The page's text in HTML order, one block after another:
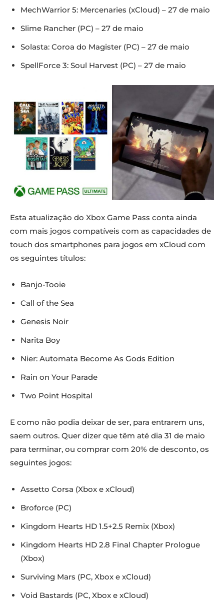
MechWarrior 5: Mercenaries (xCloud) – 27 de maio
Slime Rancher (PC) – 27 de maio
Solasta: Coroa do Magister (PC) – 27 de maio
SpellForce 3: Soul Harvest (PC) – 27 de maio
Esta atualização do Xbox Game Pass conta ainda
com mais jogos compatíveis com as capacidades de
touch dos smartphones para jogos em xCloud com
os seguintes títulos:
Banjo-Tooie
Call of the Sea
Genesis Noir
Narita Boy
Nier: Automata Become As Gods Edition
Rain on Your Parade
Two Point Hospital
E como não podia deixar de ser, para entrarem uns,
saem outros. Quer dizer que têm até dia 31 de maio
para terminar, ou comprar com 20% de desconto, os
seguintes jogos:
Assetto Corsa (Xbox e xCloud)
Broforce (PC)
Kingdom Hearts HD 1.5+2.5 Remix (Xbox)
Kingdom Hearts HD 2.8 Final Chapter Prologue
(Xbox)
Surviving Mars (PC, Xbox e xCloud)
Void Bastards (PC, Xbox e xCloud)